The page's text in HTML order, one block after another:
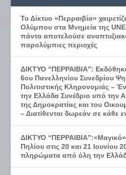
Το Δίκτυο «Περραιβία»
Ολύμπου στα Μνημεία της
πάντα αποτελούσε
παρολύμπιες περιοχές
ΔΙΚΤΥΟ “ΠΕΡΡΑΙΒΙΑ”:
6ου Πανελληνίου Συνεδρίου
Πολιτιστικής Κληρονομιάς –
την Ελλάδα Συνέδριο υπό την
της Δημοκρατίας και του
– Διατίθενται δωρεάν σε κάθε
ΔΙΚΤΥΟ
Πηλίου στις 20 και 21 Ιουνίου
πληρώματα από όλη την